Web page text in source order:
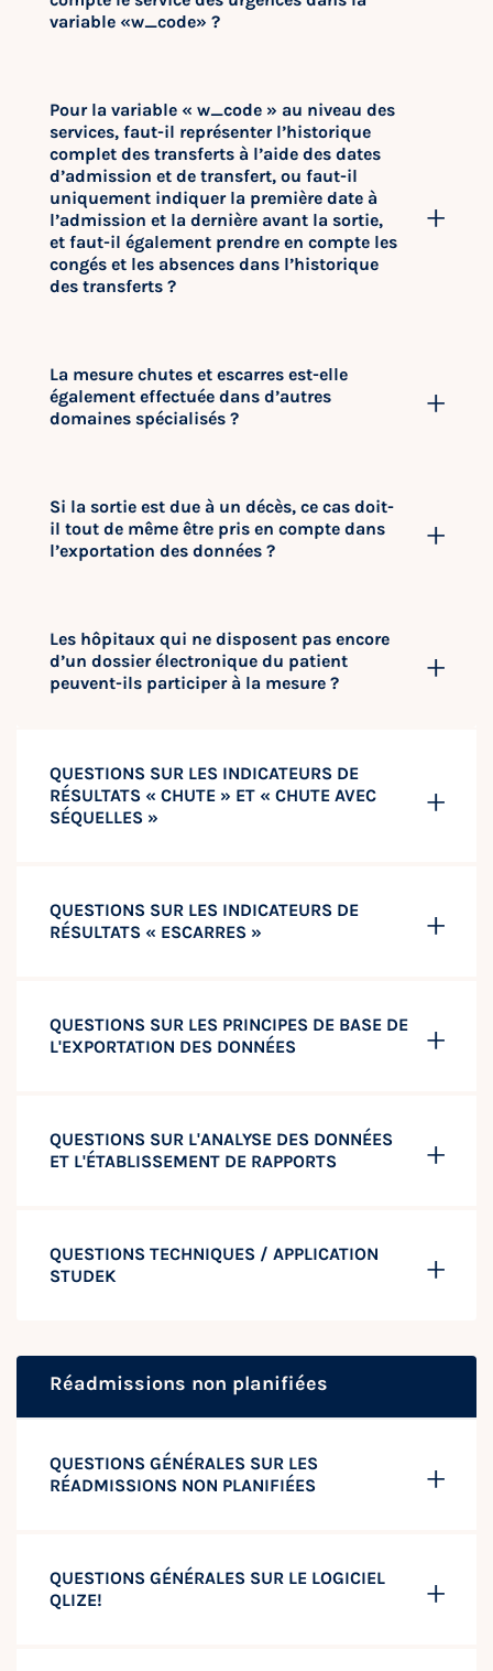
variable «w_code» ?
Pour la variable « w_code » au niveau des
services, faut-il représenter l’historique
complet des transferts à l’aide des dates
d’admission et de transfert, ou faut-il
uniquement indiquer la première date à
l’admission et la dernière avant la sortie,
et faut-il également prendre en compte les
congés et les absences dans l’historique
des transferts ?
La mesure chutes et escarres est-elle
également effectuée dans d’autres
domaines spécialisés ?
Si la sortie est due à un décès, ce cas doit-
il tout de même être pris en compte dans
l’exportation des données ?
Les hôpitaux qui ne disposent pas encore
d’un dossier électronique du patient
peuvent-ils participer à la mesure ?
QUESTIONS SUR LES INDICATEURS DE
RÉSULTATS « CHUTE » ET « CHUTE AVEC
SÉQUELLES »
QUESTIONS SUR LES INDICATEURS DE
RÉSULTATS « ESCARRES »
QUESTIONS SUR LES PRINCIPES DE BASE DE
L'EXPORTATION DES DONNÉES
QUESTIONS SUR L'ANALYSE DES DONNÉES
ET L'ÉTABLISSEMENT DE RAPPORTS
QUESTIONS TECHNIQUES / APPLICATION
STUDEK
Réadmissions non planifiées
QUESTIONS GÉNÉRALES SUR LES
RÉADMISSIONS NON PLANIFIÉES
QUESTIONS GÉNÉRALES SUR LE LOGICIEL
QLIZE!